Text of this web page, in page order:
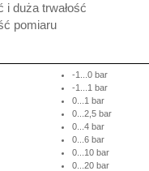
i duża trwałość
pomiaru
-1...0 bar
-1...1 bar
0...1 bar
0...2,5 bar
0...4 bar
0...6 bar
0...10 bar
0...20 bar